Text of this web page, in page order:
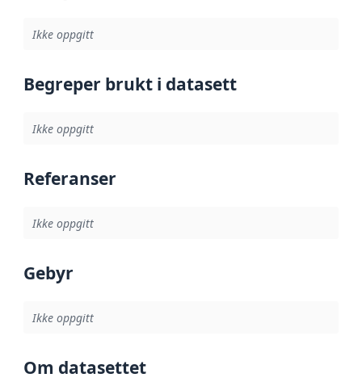
Ikke oppgitt
Begreper brukt i datasett
Ikke oppgitt
Referanser
Ikke oppgitt
Gebyr
Ikke oppgitt
Om datasettet